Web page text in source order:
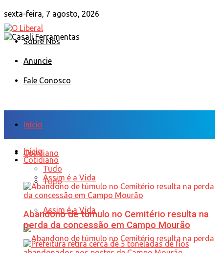
sexta-feira, 7 agosto, 2026
Sobre Nós
Anuncie
Fale Conosco
Início
Cotidiano
Tudo
Assim é a Vida
Início
Cotidiano
Tudo
Assim é a Vida
Abandono de túmulo no Cemitério resulta na
perda da concessão em Campo Mourão